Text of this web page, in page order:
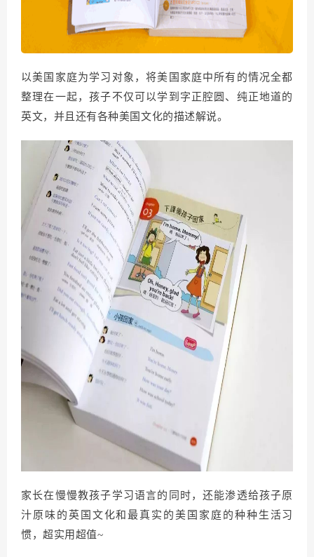
以美国家庭为学习对象，将美国家庭中所有的情况全都
整理在一起，孩子不仅可以学到字正腔圆、纯正地道的
英文，并且还有各种美国文化的描述解说。
家长在慢慢教孩子学习语言的同时，还能渗透给孩子原
汁原味的英国文化和最真实的美国家庭的种种生活习
惯，超实用超值~